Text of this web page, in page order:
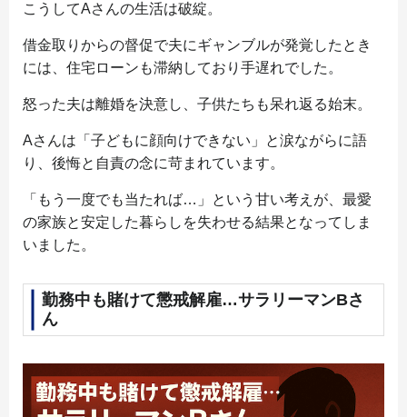
こうしてAさんの生活は破綻。
借金取りからの督促で夫にギャンブルが発覚したとき
には、住宅ローンも滞納しており手遅れでした。
怒った夫は離婚を決意し、子供たちも呆れ返る始末。
Aさんは「子どもに顔向けできない」と涙ながらに語
り、後悔と自責の念に苛まれています。
「もう一度でも当たれば…」という甘い考えが、最愛
の家族と安定した暮らしを失わせる結果となってしま
いました。
勤務中も賭けて懲戒解雇…サラリーマンBさ
ん